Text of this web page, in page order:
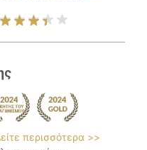
περισσότερα >>